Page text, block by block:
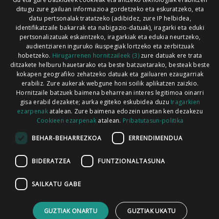
Xorroxin irratia | Lesaka | T. 948638288
Codesyntaxek garatua
HONI BURUZ LEGE OHARRA PUBLIZITATEA
ARAUAK HARREMANETARAKO RSS
ditugu zure gailuan informazioa gordetzeko eta eskuratzeko, eta
datu pertsonalak tratatzeko (adibidez, zure IP helbidea,
identifikatzaile bakarrak eta nabigazio-datuak), iragarki eta eduki
pertsonalizatuak eskaintzeko, iragarkiak eta edukia neurtzeko,
audientziaren inguruko ikuspegiak lortzeko eta zerbitzuak
hobetzeko. Hirugarrenen hornitzaileek (3)zure datuak ere trata
ditzakete helburu hauetarako eta beste batzuetarako, besteak beste
kokapen geografiko zehatzeko datuak eta gailuaren ezaugarriak
erabiliz. Zure aukerak webgune honi soilik aplikatzen zaizkio.
Hornitzaile batzuek baimena beharrean interes legitimoa oinarri
gisa erabil dezakete; aurka egiteko eskubidea duzu Iragarkien
ezarpenakatalean. Zure baimena edozein unetan ken dezakezu
Cookieen ezarpenak atalean. Pribatutasun-politika
BEHAR-BEHARREZKOA ERRENDIMENDUA
BIDERATZEA FUNTZIONALTASUNA
SAILKATU GABE
GUZTIAK ONARTU GUZTIAK UKATU